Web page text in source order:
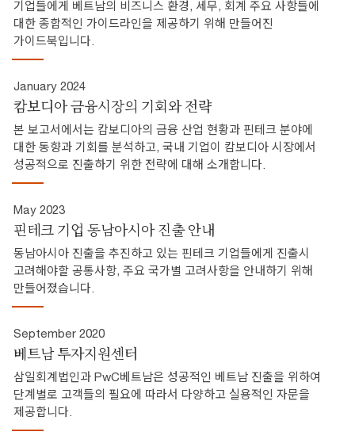
기업들에게 베트남의 비즈니스 환경, 세무, 회계 주요 사항들에
대한 종합적인 가이드라인을 제공하기 위해 만들어진
가이드북입니다.
January 2024
캄보디아 금융시장의 기회와 전략
본 보고서에서는 캄보디아의 금융 산업 현황과 핀테크 분야에
대한 동향과 기회를 분석하고, 국내 기업이 캄보디아 시장에서
성공적으로 진출하기 위한 전략에 대해 소개합니다.
May 2023
핀테크 기업 동남아시아 진출 안내
동남아시아 진출을 추진하고 있는 핀테크 기업들에게 진출시
고려해야할 공통사항, 주요 국가별 고려사항을 안내하기 위해
만들어졌습니다.
September 2020
베트남 투자지원센터
삼일회계법인과 PwC베트남은 성공적인 베트남 진출을 위하여
단계별로 고객들의 필요에 따라서 다양하고 실용적인 자문을
제공합니다.